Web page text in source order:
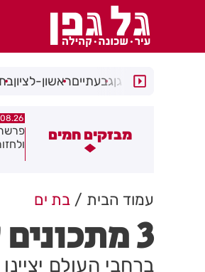
רמת גןגבעתייםראשון-לציון
מבזקים חמים
פרשת ראה - להגיע לקומה 20
עמוד הבית בת ים
3 מתכונים של קינוחים לכבוד הולנטיין
ברחבי העולם